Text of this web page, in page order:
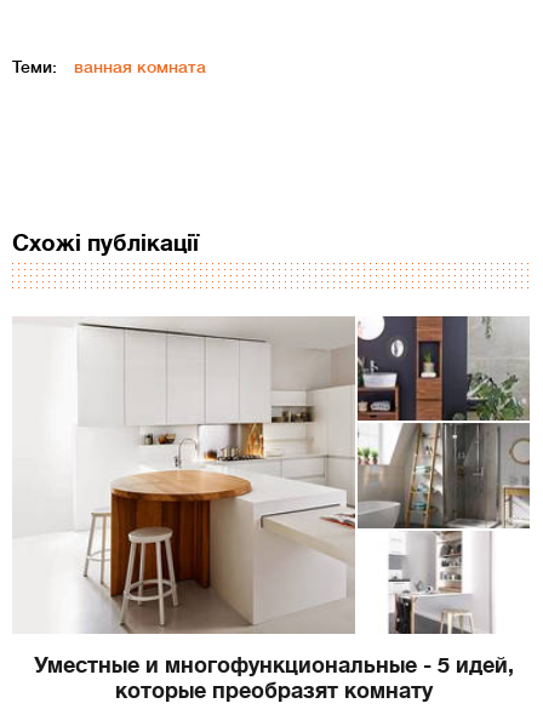
Теми: ванная комната
Схожі публікації
Уместные и многофункциональные - 5 идей,
которые преобразят комнату